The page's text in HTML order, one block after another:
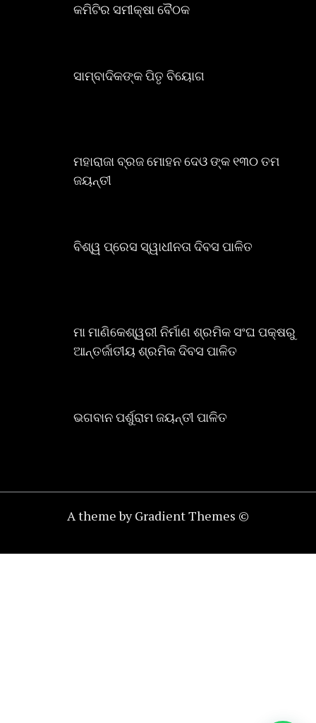
କମିଟିର ସମୀକ୍ଷା ବୈଠକ
ସାମ୍ବାଦିକଙ୍କ ପିତୃ ବିୟୋଗ
ମହାରାଜା ବ୍ରଜ ମୋହନ ଦେଓ ଙ୍କ ୧୩୦ ତମ
ଜୟନ୍ତୀ
ବିଶ୍ୱ ପ୍ରେସ ସ୍ୱାଧୀନତା ଦିବସ ପାଳିତ
ମା ମାଣିକେଶ୍ୱରୀ ନିର୍ମାଣ ଶ୍ରମିକ ସଂଘ ପକ୍ଷରୁ
ଆନ୍ତର୍ଜାତୀୟ ଶ୍ରମିକ ଦିବସ ପାଳିତ
ଭଗବାନ ପର୍ଶୁରାମ ଜୟନ୍ତୀ ପାଳିତ
A theme by Gradient Themes ©